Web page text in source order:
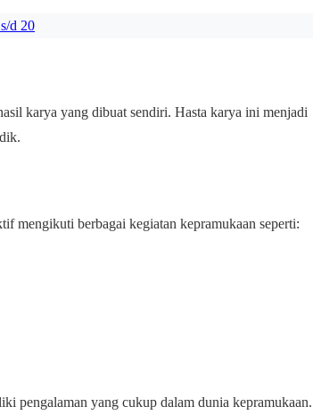
d 20
karya yang dibuat sendiri. Hasta karya ini menjadi
mengikuti berbagai kegiatan kepramukaan seperti:
pengalaman yang cukup dalam dunia kepramukaan.